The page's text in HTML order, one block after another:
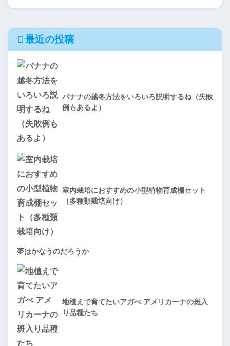
最近の投稿
バナナの越冬方法をいろいろ説明するね（失敗
例もあるよ）
室内栽培におすすめの小型植物育成棚セット
（多種類栽培向け）
夢はかなうのだろうか
地植えで育てたいアガべ アメリカーナの斑入
り品種たち